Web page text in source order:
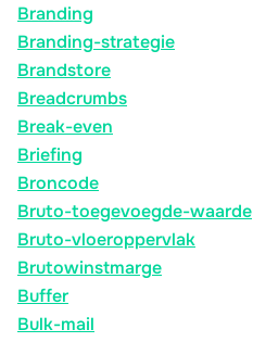
Branding
Branding-strategie
Brandstore
Breadcrumbs
Break-even
Briefing
Broncode
Bruto-toegevoegde-waarde
Bruto-vloeroppervlak
Brutowinstmarge
Buffer
Bulk-mail